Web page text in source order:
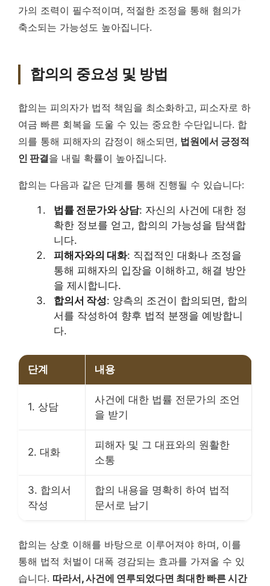
가의 조력이 필수적이며, 적절한 조정을 통해 혐의가
축소되는 가능성도 높아집니다.
합의의 중요성 및 방법
합의는 피의자가 법적 책임을 최소화하고, 피소자로 하
여금 빠른 회복을 도울 수 있는 중요한 수단입니다. 합
의를 통해 피해자의 감정이 해소되면, 법원에서 긍정적
인 판결을 내릴 확률이 높아집니다.
합의는 다음과 같은 단계를 통해 진행될 수 있습니다:
법률 전문가와 상담: 자신의 사건에 대한 정
확한 정보를 얻고, 합의의 가능성을 탐색합
니다.
피해자와의 대화: 직접적인 대화나 조정을
통해 피해자의 입장을 이해하고, 해결 방안
을 제시합니다.
합의서 작성: 양측의 조건이 합의되면, 합의
서를 작성하여 향후 법적 분쟁을 예방합니
다.
단계 내용
1. 상담
사건에 대한 법률 전문가의 조언
을 받기
2. 대화
피해자 및 그 대표와의 원활한
소통
3. 합의서
작성
합의 내용을 명확히 하여 법적
문서로 남기
합의는 상호 이해를 바탕으로 이루어져야 하며, 이를
통해 법적 처벌이 대폭 경감되는 효과를 가져올 수 있
습니다. 따라서, 사건에 연루되었다면 최대한 빠른 시간